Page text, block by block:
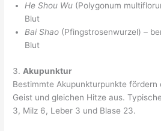
He Shou Wu (Polygonum
Blut
Bai Shao (Pfingstrosenwurzel) –
Blut
3. Akupunktur
Bestimmte Akupunkturpunkte fördern
Geist und gleichen Hitze aus.
3, Milz 6, Leber 3 und Blase 23.